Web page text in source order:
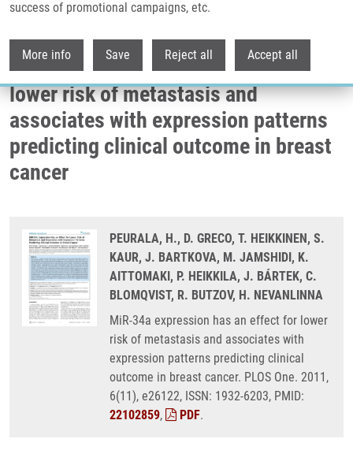
success of promotional campaigns, etc.
More info Save Reject all Accept all
Associates With Expression Patterns Predicting Clinical Outcome In Breast
MiR-34a expression has an effect for
lower risk of metastasis and
associates with expression patterns
predicting clinical outcome in breast
cancer
PEURALA, H., D. GRECO, T. HEIKKINEN, S.
KAUR, J. BARTKOVA, M. JAMSHIDI, K.
AITTOMAKI, P. HEIKKILA, J. BÁRTEK, C.
BLOMQVIST, R. BUTZOV, H. NEVANLINNA
MiR-34a expression has an effect for lower
risk of metastasis and associates with
expression patterns predicting clinical
outcome in breast cancer. PLOS One. 2011,
6(11), e26122, ISSN: 1932-6203, PMID:
22102859, PDF.